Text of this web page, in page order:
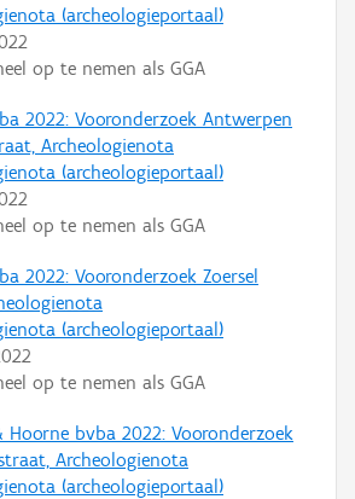
(archeologieportaal)
op te nemen als GGA
2022: Vooronderzoek Antwerpen
Archeologienota
(archeologieportaal)
op te nemen als GGA
2022: Vooronderzoek Zoersel
(archeologieportaal)
op te nemen als GGA
Hoorne bvba 2022: Vooronderzoek
Archeologienota
(archeologieportaal)